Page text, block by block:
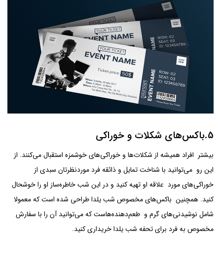
5.باکس‌های شکلات و خوراکی
بیشتر افراد همیشه از شکلات‌ها و خوراکی‌های خوشمزه استقبال می‌کنند. از
این رو می‌توانید با شناخت تمایل و ذائقه فرد موردنظرتان سبدی از
خوراکی‌های مورد علاقه او تهیه کنید و در این شب خاطره‌ساز او را خوشحال
کنید. همچنین باکس‌های مخصوص شب یلدا طراحی شده است که معمولا
شامل نوشیدنی‌های گرم و طعم‌دهنده‌هاست که می‌توانید آن را با سفارش
مخصوص به فرد برای تحفه شب یلدا خریداری کنید.